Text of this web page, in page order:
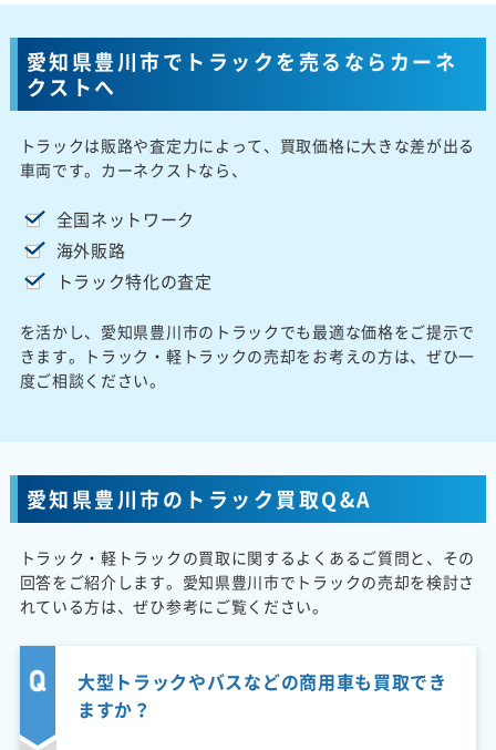
愛知県豊川市でトラックを売るならカーネ
クストへ
トラックは販路や査定力によって、買取価格に大きな差が出る
車両です。カーネクストなら、
全国ネットワーク
海外販路
トラック特化の査定
を活かし、愛知県豊川市のトラックでも最適な価格をご提示で
きます。トラック・軽トラックの売却をお考えの方は、ぜひ一
度ご相談ください。
愛知県豊川市のトラック買取Q&A
トラック・軽トラックの買取に関するよくあるご質問と、その
回答をご紹介します。愛知県豊川市でトラックの売却を検討さ
れている方は、ぜひ参考にご覧ください。
大型トラックやバスなどの商用車も買取でき
ますか？